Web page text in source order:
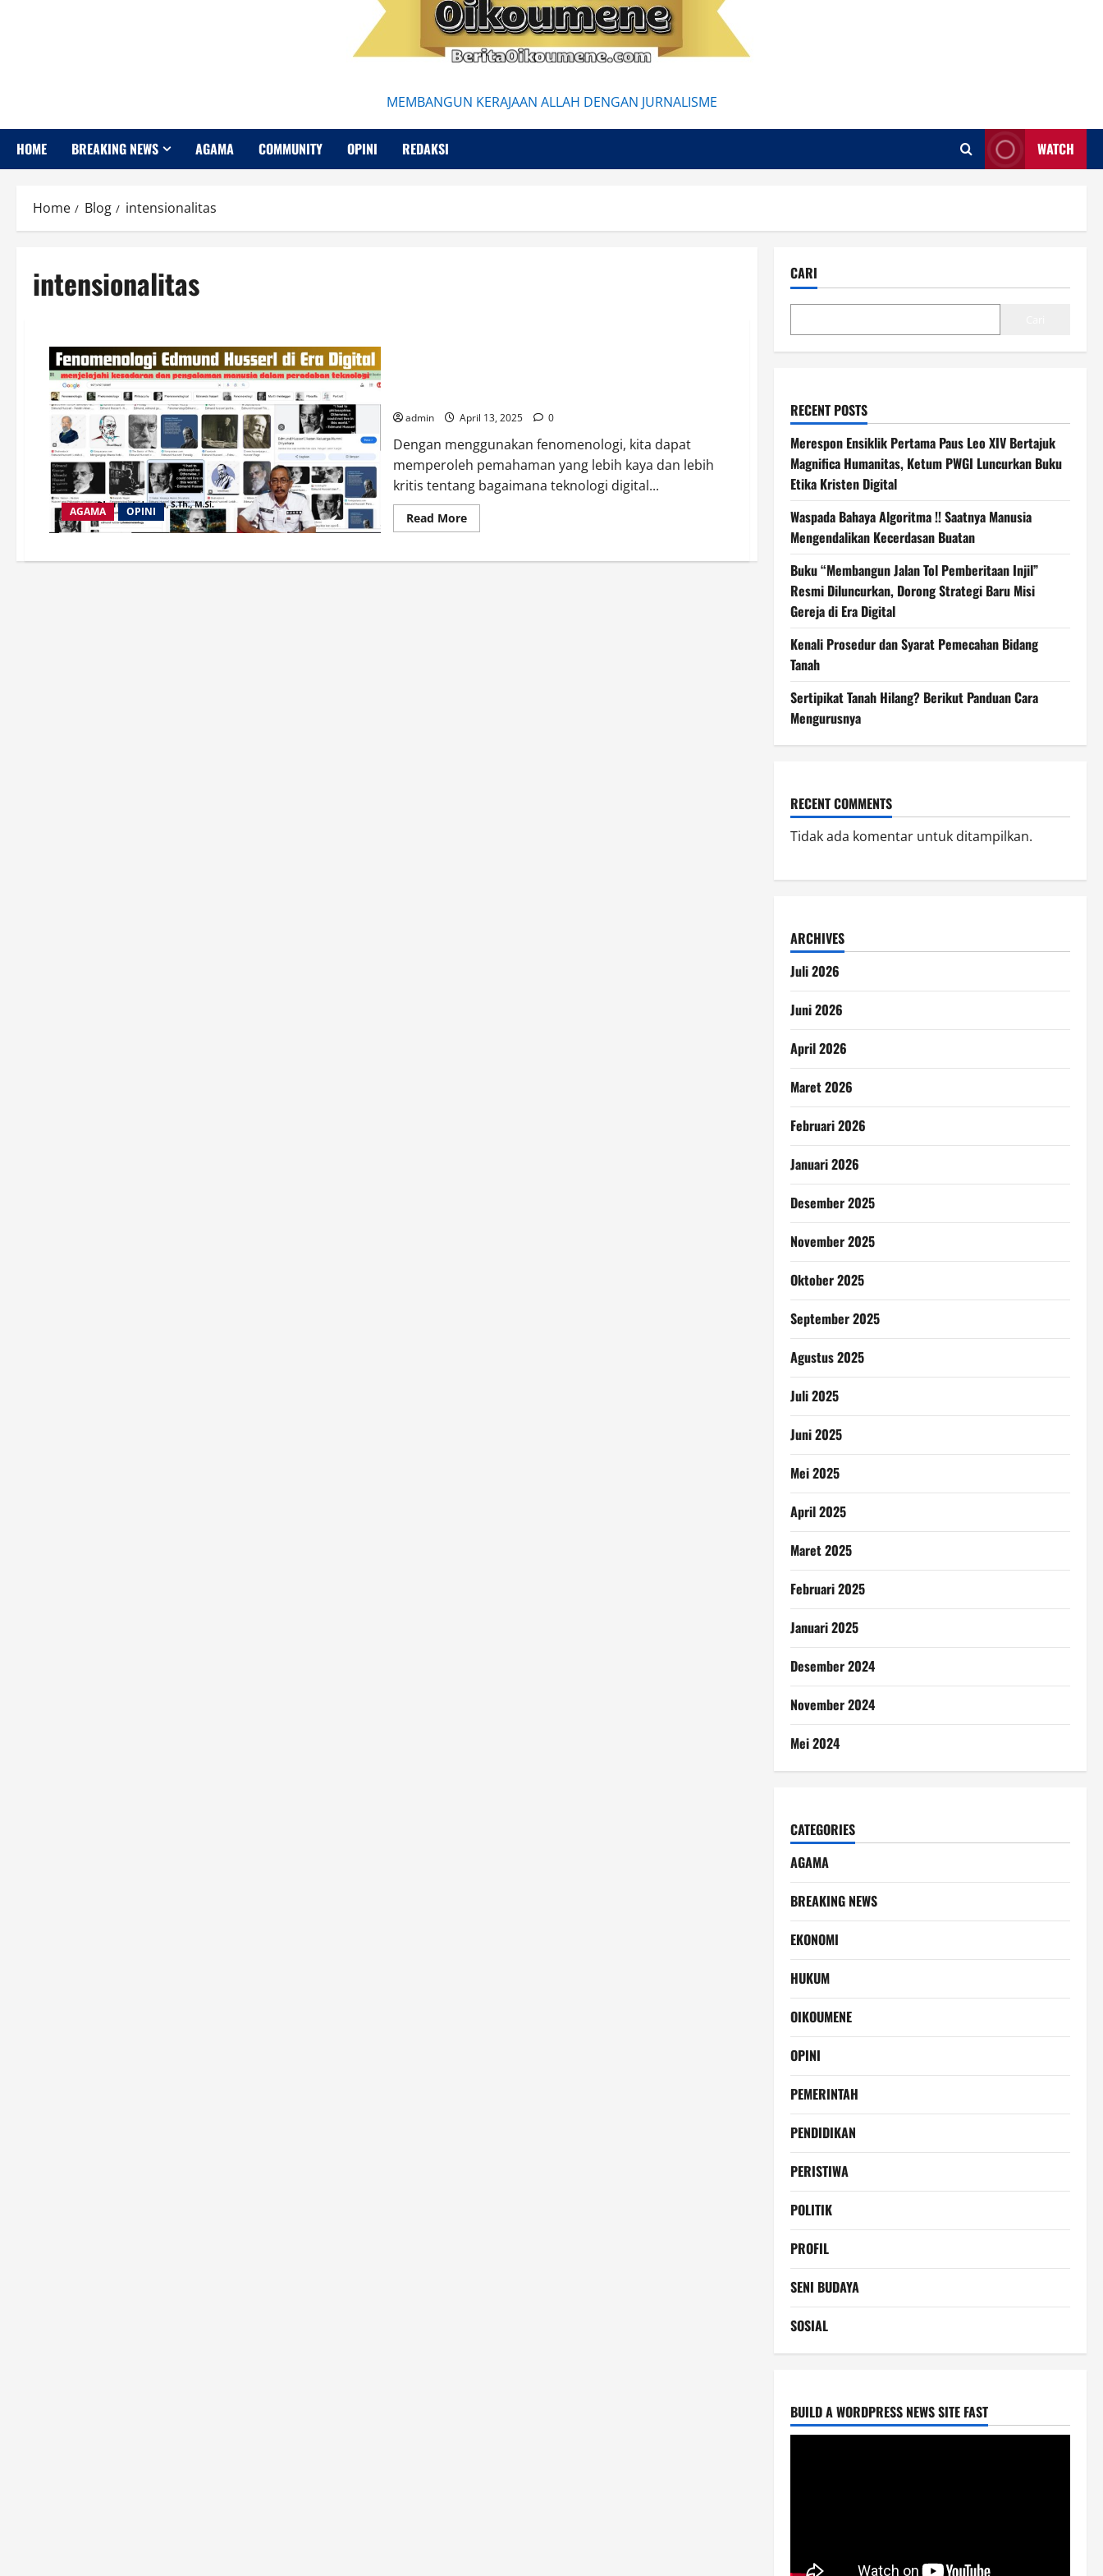
MEMBANGUN KERAJAAN ALLAH DENGAN JURNALISME
HOME BREAKING NEWS AGAMA COMMUNITY OPINI REDAKSI WATCH
Home Blog intensionalitas
intensionalitas
AGAMA OPINI
admin April 13, 2025 0
Dengan menggunakan fenomenologi, kita dapat
memperoleh pemahaman yang lebih kaya dan lebih
kritis tentang bagaimana teknologi digital...
Read MoreRead
more
Edmund
CARI
RECENT POSTS
Merespon Ensiklik Pertama Paus Leo XIV Bertajuk
Magnifica Humanitas, Ketum PWGI Luncurkan Buku
Etika Kristen Digital
Waspada Bahaya Algoritma !! Saatnya Manusia
Mengendalikan Kecerdasan Buatan
Buku “Membangun Jalan Tol Pemberitaan Injil”
Resmi Diluncurkan, Dorong Strategi Baru Misi
Gereja di Era Digital
Kenali Prosedur dan Syarat Pemecahan Bidang
Tanah
Sertipikat Tanah Hilang? Berikut Panduan Cara
Mengurusnya
RECENT COMMENTS
Tidak ada komentar untuk ditampilkan.
ARCHIVES
Juli 2026
Juni 2026
April 2026
Maret 2026
Februari 2026
Januari 2026
Desember 2025
November 2025
Oktober 2025
September 2025
Agustus 2025
Juli 2025
Juni 2025
Mei 2025
April 2025
Maret 2025
Februari 2025
Januari 2025
Desember 2024
November 2024
Mei 2024
CATEGORIES
AGAMA
BREAKING NEWS
EKONOMI
HUKUM
OIKOUMENE
OPINI
PEMERINTAH
PENDIDIKAN
PERISTIWA
POLITIK
PROFIL
SENI BUDAYA
SOSIAL
BUILD A WORDPRESS NEWS SITE FAST